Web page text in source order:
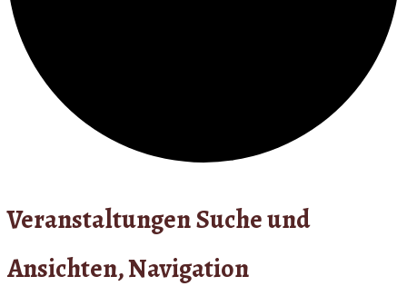
Veranstaltungen
Veranstaltungen Suche und
Ansichten, Navigation